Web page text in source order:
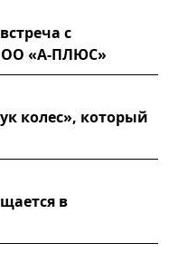
с
«А-ПЛЮС»
колес», который
в